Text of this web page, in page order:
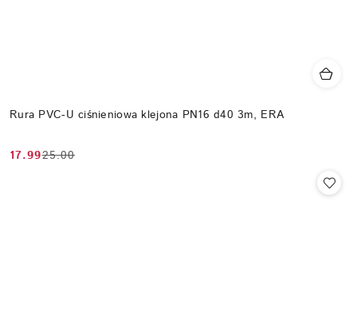
Rura PVC-U ciśnieniowa klejona PN16 d40 3m, ERA
Cena
17.99
Cena 25.00